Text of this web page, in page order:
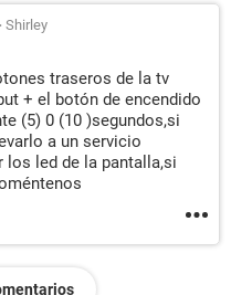
Shirley
traseros de la tv
+ el botón de encendido
(5) 0 (10 )segundos,si
a un servicio
led de la pantalla,si